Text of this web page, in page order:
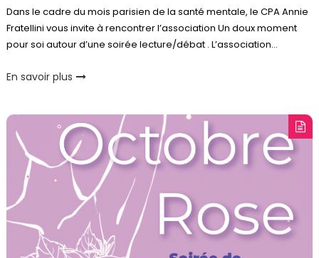
Dans le cadre du mois parisien de la santé mentale, le CPA Annie
Fratellini vous invite à rencontrer l’association Un doux moment
pour soi autour d’une soirée lecture/débat . L’association…
En savoir plus